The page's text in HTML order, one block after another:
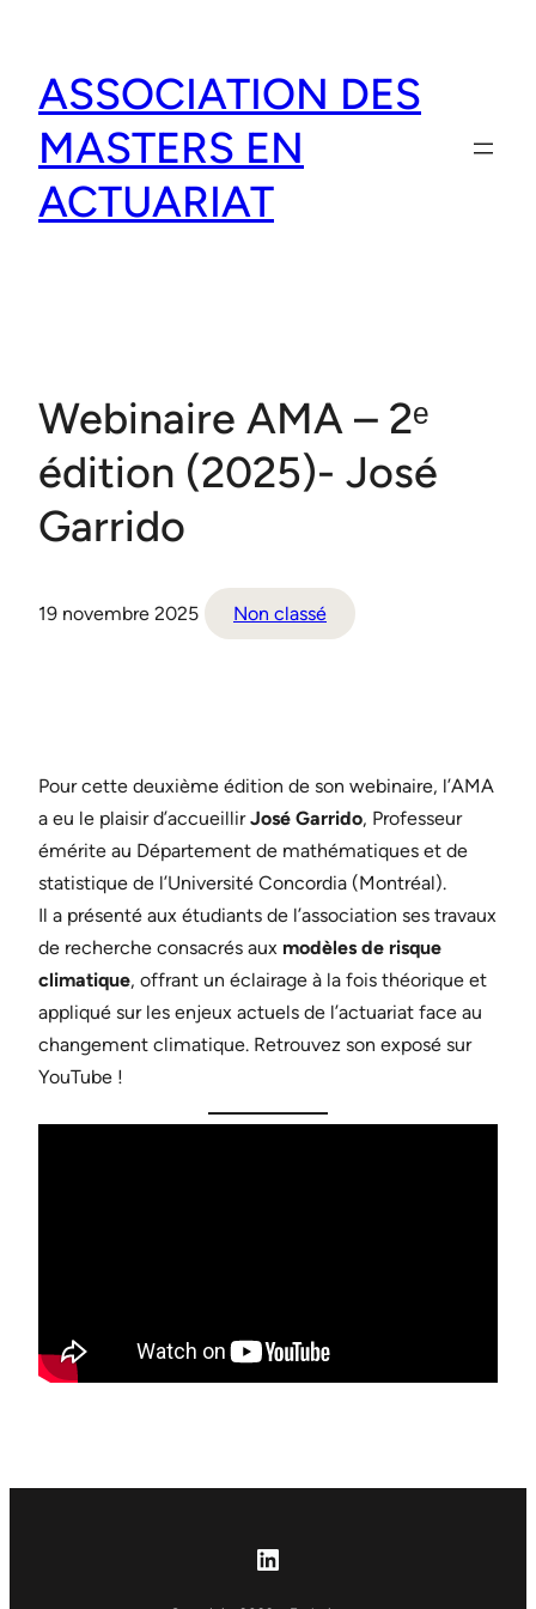
contenu
ASSOCIATION DES
MASTERS EN
ACTUARIAT
Webinaire AMA – 2ᵉ
édition (2025)- José
Garrido
19 novembre 2025 Non classé
Pour cette deuxième édition de son webinaire, l’AMA
a eu le plaisir d’accueillirJosé Garrido, Professeur
émérite au Département de mathématiques et de
statistique de l’Université Concordia (Montréal).
Il a présenté aux étudiants de l’association ses travaux
de recherche consacrés aux modèles de risque
climatique, offrant un éclairage à la fois théorique et
appliqué sur les enjeux actuels de l’actuariat face au
changement climatique. Retrouvez son exposé sur
YouTube !
LinkedIn